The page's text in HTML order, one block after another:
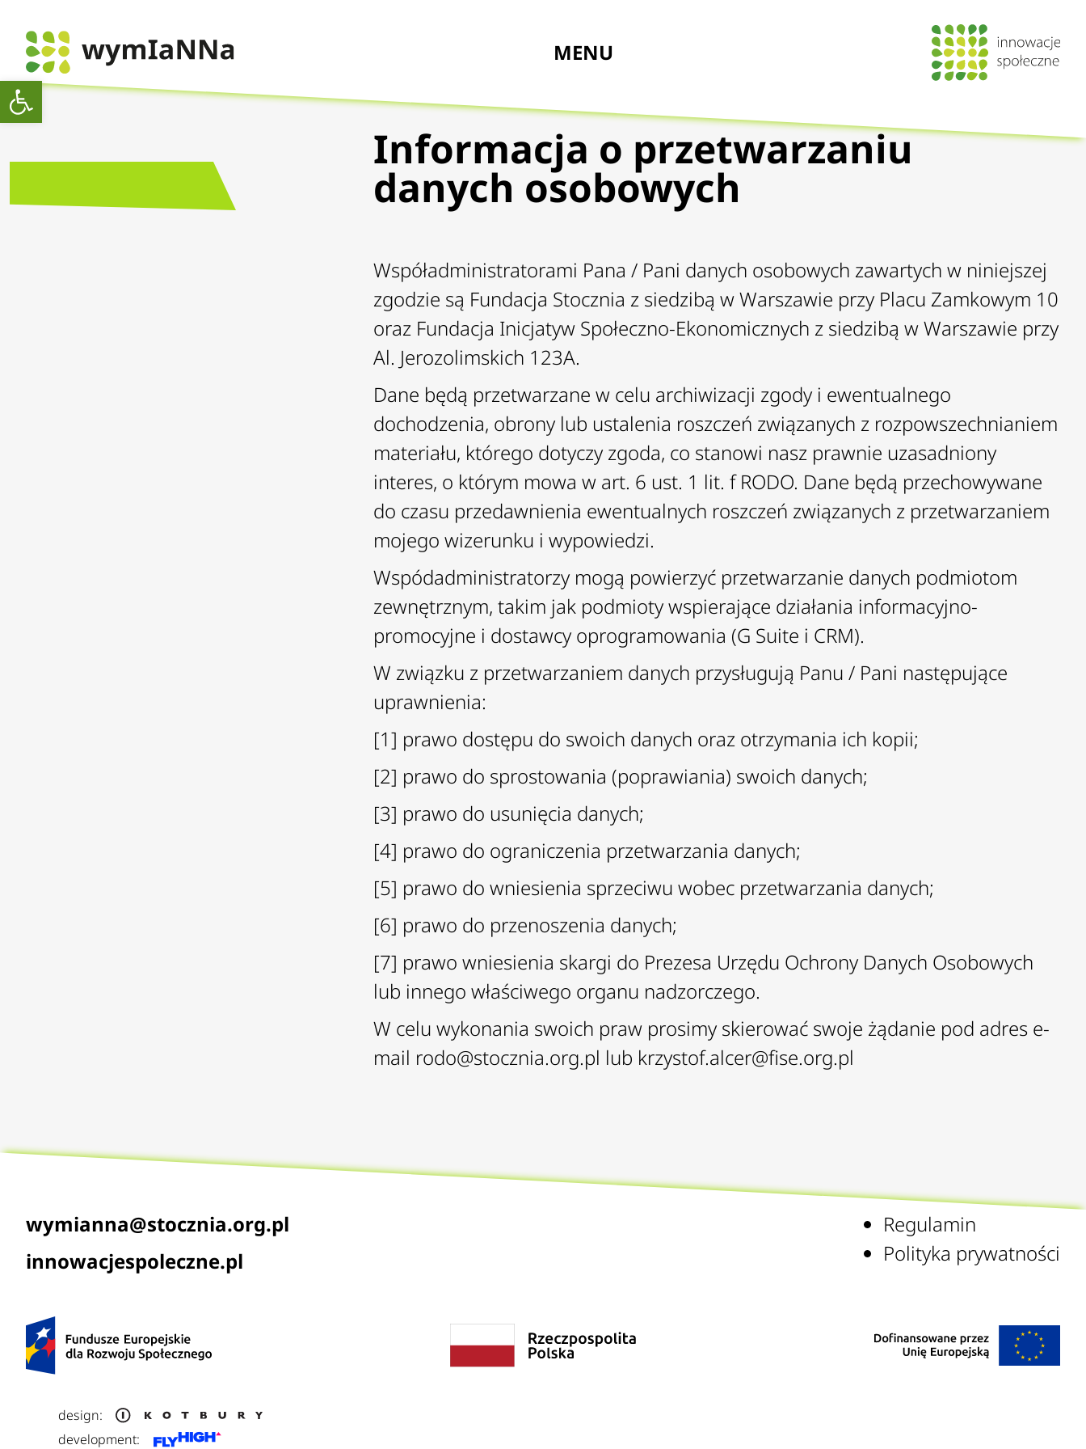
Otwórz pasek narzędzi
MENU
Informacja o przetwarzaniu
danych osobowych
Współadministratorami Pana / Pani danych osobowych zawartych w niniejszej
zgodzie są Fundacja Stocznia z siedzibą w Warszawie przy Placu Zamkowym 10
oraz Fundacja Inicjatyw Społeczno-Ekonomicznych z siedzibą w Warszawie przy
Al. Jerozolimskich 123A.
Dane będą przetwarzane w celu archiwizacji zgody i ewentualnego
dochodzenia, obrony lub ustalenia roszczeń związanych z rozpowszechnianiem
materiału, którego dotyczy zgoda, co stanowi nasz prawnie uzasadniony
interes, o którym mowa w art. 6 ust. 1 lit. f RODO. Dane będą przechowywane
do czasu przedawnienia ewentualnych roszczeń związanych z przetwarzaniem
mojego wizerunku i wypowiedzi.
Wspódadministratorzy mogą powierzyć przetwarzanie danych podmiotom
zewnętrznym, takim jak podmioty wspierające działania informacyjno-
promocyjne i dostawcy oprogramowania (G Suite i CRM).
W związku z przetwarzaniem danych przysługują Panu / Pani następujące
uprawnienia:
[1] prawo dostępu do swoich danych oraz otrzymania ich kopii;
[2] prawo do sprostowania (poprawiania) swoich danych;
[3] prawo do usunięcia danych;
[4] prawo do ograniczenia przetwarzania danych;
[5] prawo do wniesienia sprzeciwu wobec przetwarzania danych;
[6] prawo do przenoszenia danych;
[7] prawo wniesienia skargi do Prezesa Urzędu Ochrony Danych Osobowych
lub innego właściwego organu nadzorczego.
W celu wykonania swoich praw prosimy skierować swoje żądanie pod adres e-
mail rodo@stocznia.org.pl lub krzystof.alcer@fise.org.pl
wymianna@stocznia.org.pl
innowacjespoleczne.pl
Regulamin
Polityka prywatności
design:
development: